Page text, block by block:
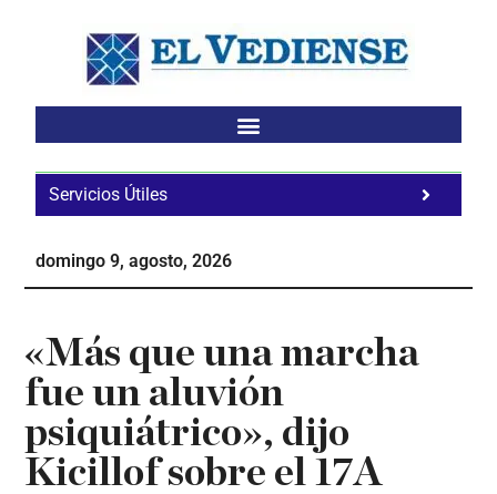
Servicios Útiles
domingo 9, agosto, 2026
«Más que una marcha
fue un aluvión
psiquiátrico», dijo
Kicillof sobre el 17A